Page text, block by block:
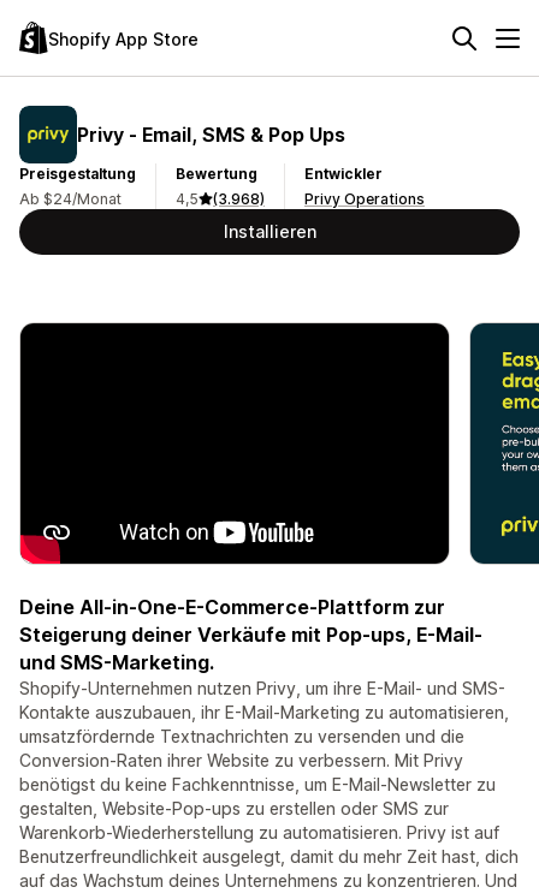
Shopify App Store
Privy ‑ Email, SMS & Pop Ups
Preisgestaltung
Ab $24/Monat
Bewertung
4,5
(3.968)
Entwickler
Privy Operations
Installieren
Deine All-in-One-E-Commerce-Plattform zur
Steigerung deiner Verkäufe mit Pop-ups, E-Mail-
und SMS-Marketing.
Shopify-Unternehmen nutzen Privy, um ihre E-Mail- und SMS-
Kontakte auszubauen, ihr E-Mail-Marketing zu automatisieren,
umsatzfördernde Textnachrichten zu versenden und die
Conversion-Raten ihrer Website zu verbessern. Mit Privy
benötigst du keine Fachkenntnisse, um E-Mail-Newsletter zu
gestalten, Website-Pop-ups zu erstellen oder SMS zur
Warenkorb-Wiederherstellung zu automatisieren. Privy ist auf
Benutzerfreundlichkeit ausgelegt, damit du mehr Zeit hast, dich
auf das Wachstum deines Unternehmens zu konzentrieren. Und